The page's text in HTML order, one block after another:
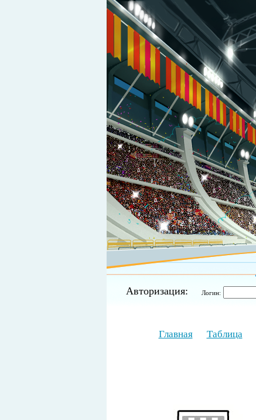
Авторизация: Логин:
Главная Таблица